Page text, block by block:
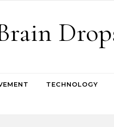
TECHNOLOGY